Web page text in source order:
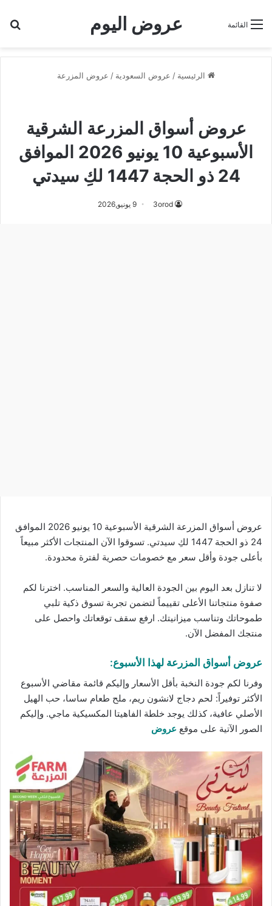
عروض اليوم القائمة
الرئيسية / عروض السعودية / عروض المزرعة
عروض أسواق المزرعة الشرقية
الأسبوعية 10 يونيو 2026 الموافق
24 ذو الحجة 1447 لكِ سيدتي
3orod 9 يونيو,2026
عروض أسواق المزرعة الشرقية الأسبوعية 10 يونيو 2026 الموافق
24 ذو الحجة 1447 لكِ سيدتي. تسوقوا الآن المنتجات الأكثر مبيعاً
بأعلى جودة وأقل سعر مع خصومات حصرية لفترة محدودة.
لا تنازل بعد اليوم بين الجودة العالية والسعر المناسب. اخترنا لكم
صفوة منتجاتنا الأعلى تقييماً لتضمن تجربة تسوق ذكية تلبي
طموحاتك وتناسب ميزانيتك. ارفع سقف توقعاتك واحصل على
منتجك المفضل الآن.
عروض أسواق المزرعة لهذا الأسبوع:
وفرنا لكم جودة النخبة بأقل الأسعار وإليكم قائمة مقاضي الأسبوع
الأكثر توفيراً: لحم دجاج لانشون ريم، ملح طعام ساسا، حب الهيل
الأصلي عافية، كذلك يوجد خلطة الفاهيتا المكسيكية ماجي. وإليكم
الصور الآتية على موقع عروض